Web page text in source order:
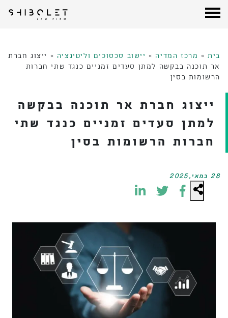
בית » מרכז המדיה» יישוב סכסוכים וליטיגציה » ייצוג חברת
אר תוכנה בבקשה למתן סעדים זמניים כנגד שתי חברות
הרשומות בסין
ייצוג חברת אר תוכנה בבקשה
למתן סעדים זמניים כנגד שתי
חברות הרשומות בסין
28 במאי,2025